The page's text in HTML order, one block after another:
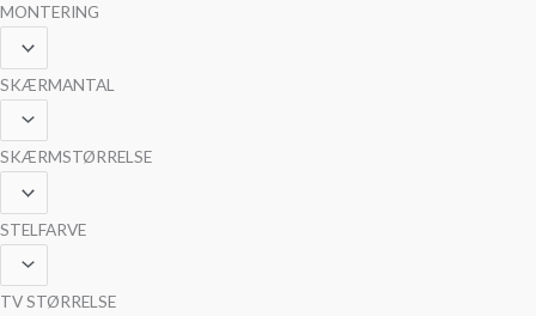
MONTERING
SKÆRMANTAL
SKÆRMSTØRRELSE
STELFARVE
TV STØRRELSE